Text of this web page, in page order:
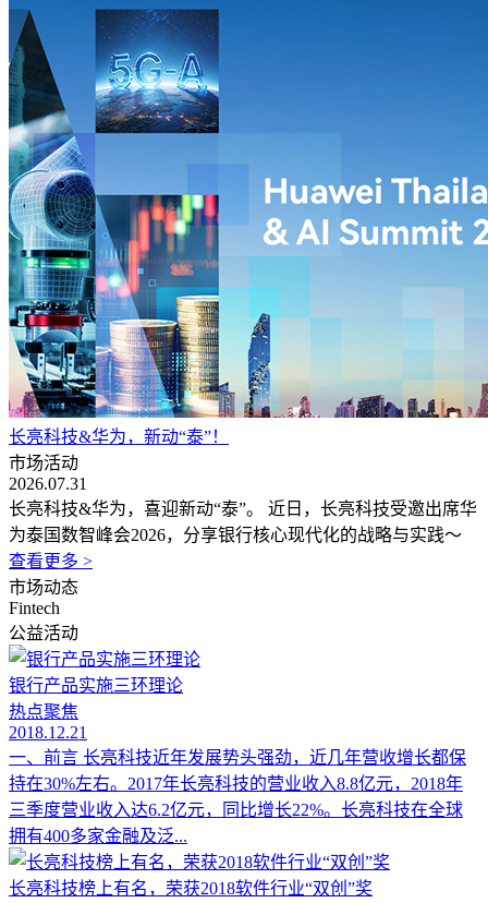
长亮科技&华为，新动“泰”！
市场活动
2026.07.31
长亮科技&华为，喜迎新动“泰”。 近日，长亮科技受邀出席华
为泰国数智峰会2026，分享银行核心现代化的战略与实践～
查看更多 >
市场动态
Fintech
公益活动
银行产品实施三环理论
热点聚焦
2018.12.21
一、前言 长亮科技近年发展势头强劲，近几年营收增长都保
持在30%左右。2017年长亮科技的营业收入8.8亿元，2018年
三季度营业收入达6.2亿元，同比增长22%。长亮科技在全球
拥有400多家金融及泛...
长亮科技榜上有名，荣获2018软件行业“双创”奖